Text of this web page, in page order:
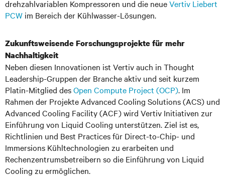
drehzahlvariablen Kompressoren und die neueVertiv Liebert
PCW im Bereich der Kühlwasser-Lösungen.
Zukunftsweisende Forschungsprojekte für mehr
Nachhaltigkeit
Neben diesen Innovationen ist Vertiv auch in Thought
Leadership-Gruppen der Branche aktiv und seit kurzem
Platin-Mitglied desOpen Compute Project (OCP). Im
Rahmen der Projekte Advanced Cooling Solutions (ACS) und
Advanced Cooling Facility (ACF) wird Vertiv Initiativen zur
Einführung von Liquid Cooling unterstützen. Ziel ist es,
Richtlinien und Best Practices für Direct-to-Chip- und
Immersions Kühltechnologien zu erarbeiten und
Rechenzentrumsbetreibern so die Einführung von Liquid
Cooling zu ermöglichen.